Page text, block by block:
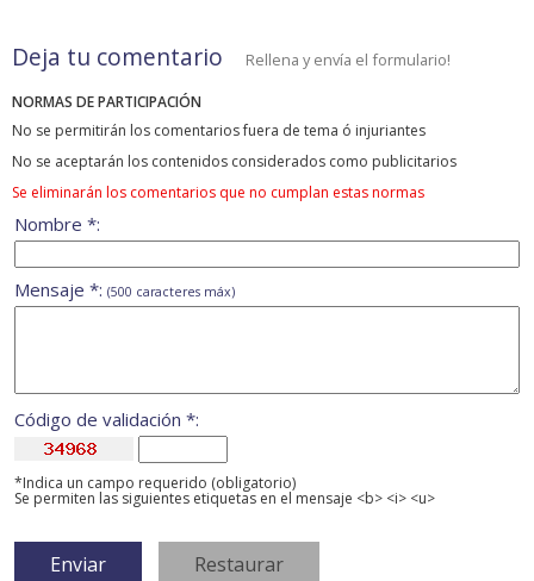
Deja tu comentario Rellena y envía el formulario!
NORMAS DE PARTICIPACIÓN
No se permitirán los comentarios fuera de tema ó injuriantes
No se aceptarán los contenidos considerados como publicitarios
Se eliminarán los comentarios que no cumplan estas normas
Nombre *:
Mensaje *: (500 caracteres máx)
Código de validación *:
*Indica un campo requerido (obligatorio)
Se permiten las siguientes etiquetas en el mensaje <b> <i> <u>